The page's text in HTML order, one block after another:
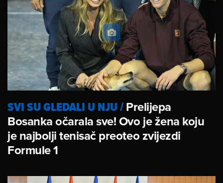
SVI SU GLEDALI U NJU/Prelijepa
Bosanka očarala sve! Ovo je žena koju
je najbolji tenisač preoteo zvijezdi
Formule 1